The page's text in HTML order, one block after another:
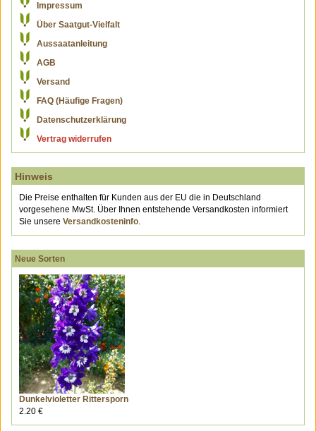
Impressum
Über Saatgut-Vielfalt
Aussaatanleitung
AGB
Versand
FAQ (Häufige Fragen)
Datenschutzerklärung
Vertrag widerrufen
Hinweis
Die Preise enthalten für Kunden aus der EU die in Deutschland
vorgesehene MwSt. Über Ihnen entstehende Versandkosten informiert
Sie unsere Versandkosteninfo.
Neue Sorten
Dunkelvioletter Rittersporn
2.20 €